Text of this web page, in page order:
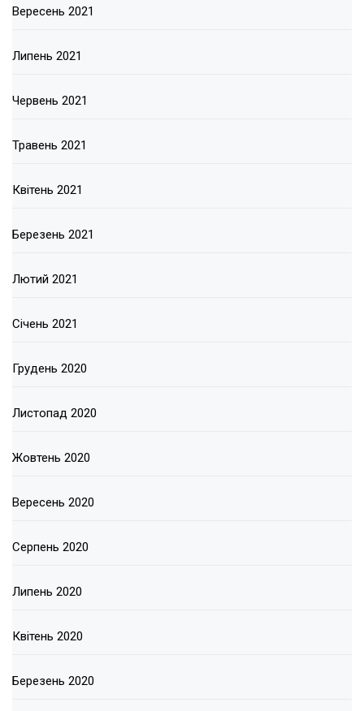
Вересень 2021
Липень 2021
Червень 2021
Травень 2021
Квітень 2021
Березень 2021
Лютий 2021
Січень 2021
Грудень 2020
Листопад 2020
Жовтень 2020
Вересень 2020
Серпень 2020
Липень 2020
Квітень 2020
Березень 2020